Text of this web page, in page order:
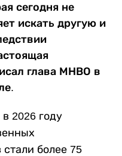
сегодня не
искать другую и
глава МНВО в
2026 году
стали более 75